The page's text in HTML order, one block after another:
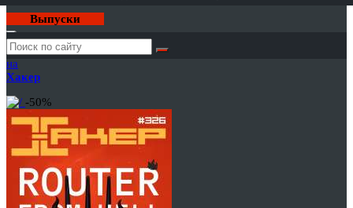
Выпуски
Годовая
подписка
на
Хакер
-50%